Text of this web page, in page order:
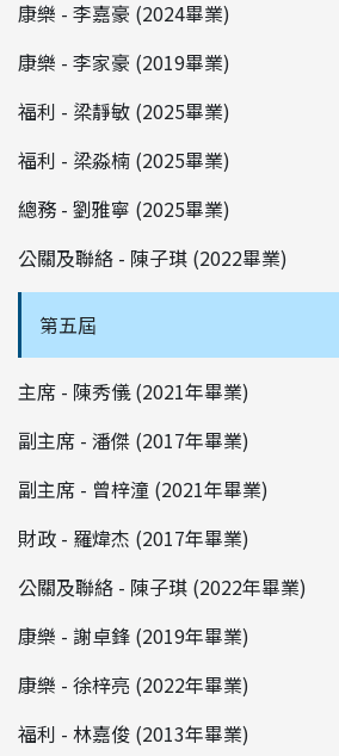
康樂 - 李嘉豪 (2024畢業)
康樂 - 李家豪 (2019畢業)
福利 - 梁靜敏 (2025畢業)
福利 - 梁淼楠 (2025畢業)
總務 - 劉雅寧 (2025畢業)
公關及聯絡 - 陳子琪 (2022畢業)
第五屆
主席 - 陳秀儀 (2021年畢業)
副主席 - 潘傑 (2017年畢業)
副主席 - 曾梓潼 (2021年畢業)
財政 - 羅煒杰 (2017年畢業)
公關及聯絡 - 陳子琪 (2022年畢業)
康樂 - 謝卓鋒 (2019年畢業)
康樂 - 徐梓亮 (2022年畢業)
福利 - 林嘉俊 (2013年畢業)